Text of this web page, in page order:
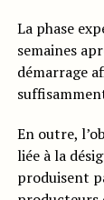
La phase
semaines
démarrage
En outre,
liée à la
produisent